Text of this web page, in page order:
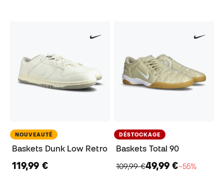
NOUVEAUTÉ
Baskets Dunk Low Retro
119,99 €
DÉSTOCKAGE
Baskets Total 90
109,99 €49,99 €−55%